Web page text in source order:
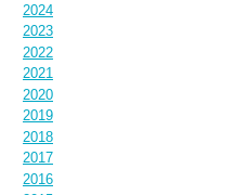
2024
2023
2022
2021
2020
2019
2018
2017
2016